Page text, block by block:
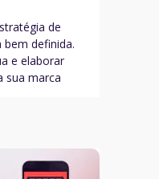
de
definida.
e elaborar
sua marca